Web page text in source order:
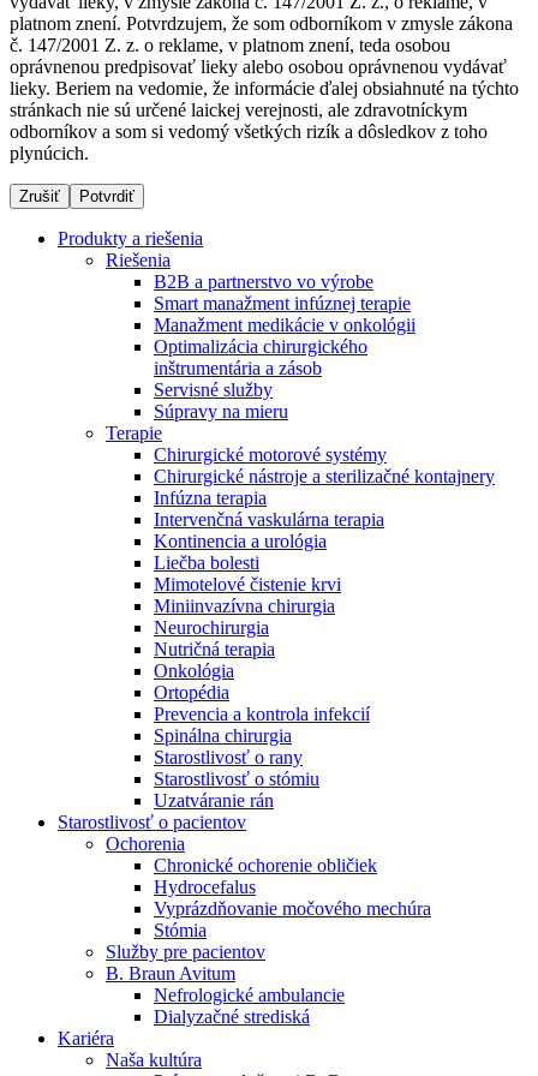
Produktový katalóg​
Objavte naše produkty. ​Navštívte produktový katalóg B.
Braun​ s našim kompletným produktovým portfóliom.​
Dialyzačné strediská
B. Braun Avitum poskytuje kvalitnú dialyzačnú starostlivosť
vo všetkých svojich strediskách na Slovensku. Viac
Nefrologické ambulancie
V nefrologických ambulanciách prevádzkujeme poradenstvo
a prípravu pacientov k jednotlivým metódam náhrady funkcie
obličiek. Zvoľte si mesto, ktoré potrebujete a navštívte nás.
Zostaňte v dialógu s B. Braun. Kontaktujte nás.
platnom znení. Potvrdzujem, že som odborníkom v zmysle zákona
č. 147/2001 Z. z. o reklame, v platnom znení, teda osobou
oprávnenou predpisovať lieky alebo osobou oprávnenou vydávať
lieky. Beriem na vedomie, že informácie ďalej obsiahnuté na týchto
stránkach nie sú určené laickej verejnosti, ale zdravotníckym
odborníkov a som si vedomý všetkých rizík a dôsledkov z toho
plynúcich.
Zrušiť Potvrdiť
Produkty a riešenia
Riešenia
B2B a partnerstvo vo výrobe
Smart manažment infúznej terapie
Manažment medikácie v onkológii
Optimalizácia chirurgického
inštrumentária a zásob
Servisné služby
Súpravy na mieru
Terapie
Chirurgické motorové systémy
Chirurgické nástroje a sterilizačné kontajnery
Infúzna terapia
Intervenčná vaskulárna terapia
Kontinencia a urológia
Liečba bolesti
Mimotelové čistenie krvi
Miniinvazívna chirurgia
Neurochirurgia
Nutričná terapia
Onkológia
Ortopédia
Prevencia a kontrola infekcií
Spinálna chirurgia
Starostlivosť o rany
Starostlivosť o stómiu
Uzatváranie rán
Starostlivosť o pacientov
Ochorenia
Chronické ochorenie obličiek
Hydrocefalus
Vyprázdňovanie močového mechúra
Stómia
Služby pre pacientov
B. Braun Avitum
Nefrologické ambulancie
Dialyzačné strediská
Kariéra
Naša kultúra